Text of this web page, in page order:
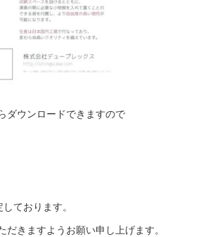
ダウンロードできますので
ております。
だきますようお願い申し上げます。